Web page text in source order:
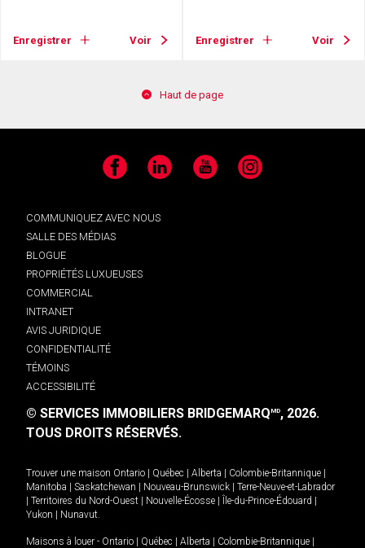
Enregistrer Voir Enregistrer Voir
Haut de page
Facebook LinkedIn YouTube Instagram
COMMUNIQUEZ AVEC NOUS
SALLE DES MÉDIAS
BLOGUE
PROPRIÉTÉS LUXUEUSES
COMMERCIAL
INTRANET
AVIS JURIDIQUE
CONFIDENTIALITÉ
TÉMOINS
ACCESSIBILITÉ
© SERVICES IMMOBILIERS BRIDGEMARQMD, 2026.
TOUS DROITS RÉSERVÉS.
Trouver une maison Ontario Québec Alberta Colombie-Britannique
Manitoba
Saskatchewan Nouveau-Brunswick
Terre-Neuve-et-Labrador
Territoires du Nord-Ouest Nouvelle-Écosse Île-du-Prince-Édouard
Yukon
Nunavut.
Maisons à louer - Ontario Québec Alberta Colombie-Britannique